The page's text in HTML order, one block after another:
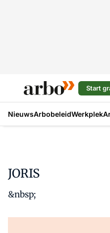
Start
NieuwsArbobeleidWerkplek
JORIS
&nbsp;